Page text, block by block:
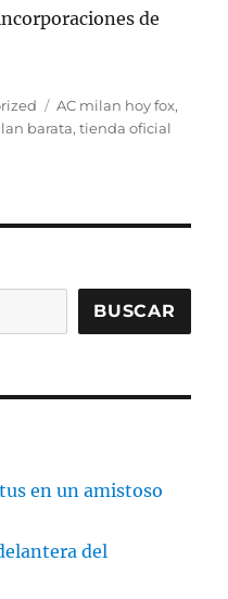
de
Etiquetas
AC milan hoy fox,
barata,tienda oficial
BUSCAR
en un amistoso
del